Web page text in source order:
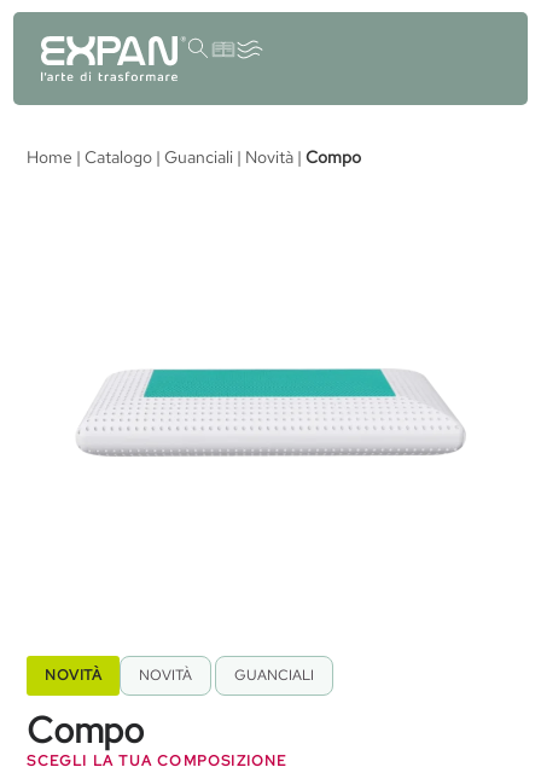
contenuto
Home |Catalogo |Guanciali | Novità |Compo
NOVITÀ NOVITÀ GUANCIALI
Compo
SCEGLI LA TUA COMPOSIZIONE